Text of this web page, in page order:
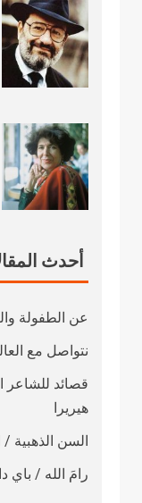
أحدث
عن الطفولة
نتواصل مع
قصائد
هيريرا
السن الذهبية
رامَ الله / باي